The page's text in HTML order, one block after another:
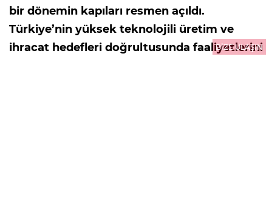
bir dönemin kapıları resmen açıldı.
Türkiye’nin yüksek teknolojili üretim ve
ihracat hedefleri doğrultusunda faaliyetlerini
BİZE ULAŞIN